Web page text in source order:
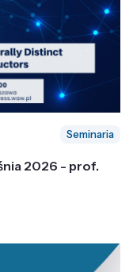
Seminaria
2026 - prof.